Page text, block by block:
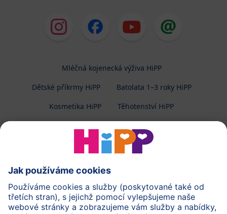
Mléčná kojenecká výživa HiPP
Dětské příkrmy HiPP
Batolata 1–3 roky HiPP
Kosmetika HiPP
Těhotenství HiPP
Ochrana osobních údajů
Zpracování osobních údajů (BabyClub)
Zpracování osobních údajů (Fotosoutěž)
Cookies a pravidla užívání webové stránky